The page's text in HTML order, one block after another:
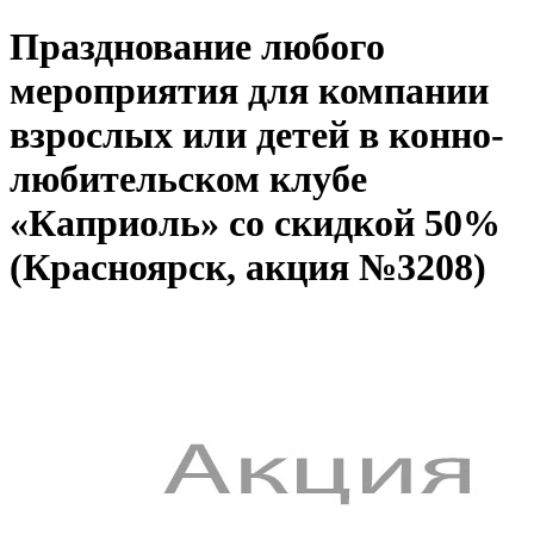
Празднование любого
мероприятия для компании
взрослых или детей в конно-
любительском клубе
«Каприоль» со скидкой 50%
(Красноярск, акция №3208)